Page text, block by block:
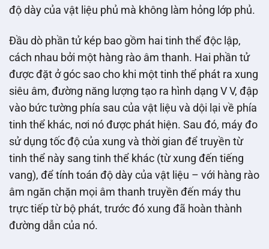
độ dày của vật liệu phủ mà không làm hỏng lớp phủ.
Đầu dò phần tử kép bao gồm hai tinh thể độc lập,
cách nhau bởi một hàng rào âm thanh. Hai phần tử
được đặt ở góc sao cho khi một tinh thể phát ra xung
siêu âm, đường năng lượng tạo ra hình dạng V V, đập
vào bức tường phía sau của vật liệu và dội lại về phía
tinh thể khác, nơi nó được phát hiện. Sau đó, máy đo
sử dụng tốc độ của xung và thời gian để truyền từ
tinh thể này sang tinh thể khác (từ xung đến tiếng
vang), để tính toán độ dày của vật liệu – với hàng rào
âm ngăn chặn mọi âm thanh truyền đến máy thu
trực tiếp từ bộ phát, trước đó xung đã hoàn thành
đường dẫn của nó.